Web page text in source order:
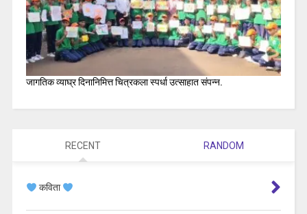
जागतिक व्याघ्र दिनानिमित्त चित्रकला स्पर्धा उत्साहात संपन्न.
RECENT RANDOM
कविता